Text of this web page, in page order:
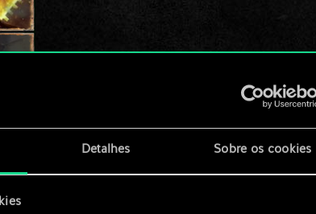
Detalhes Sobre os cookies
x2
x2